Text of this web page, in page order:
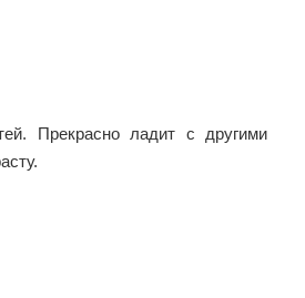
Прекрасно ладит с другими